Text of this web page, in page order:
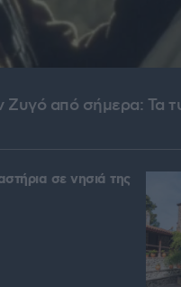
Ζυγό από σήμερα: Τα
σε νησιά της